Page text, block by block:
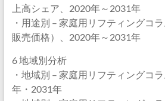
上高シェア、2020年～2031年
・用途別 – 家庭用リフティングコ
販売価格）、2020年～2031年
6 地域別分析
・地域別 – 家庭用リフティングコ
年・2031年